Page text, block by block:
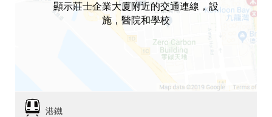
顯示莊士企業大廈附近的交通連線，設
施，醫院和學校
港鐵